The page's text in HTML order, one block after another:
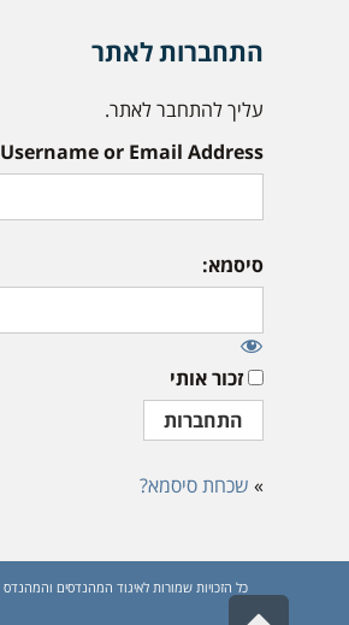
התחברות לאתר
עליך להתחבר לאתר.
Username or Email Address:
סיסמא:
זכור אותי
» שכחת סיסמא?